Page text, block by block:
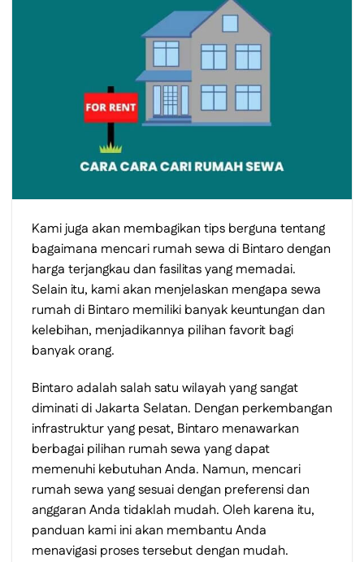
Kami juga akan membagikan tips berguna tentang
bagaimana mencari rumah sewa di Bintaro dengan
harga terjangkau dan fasilitas yang memadai.
Selain itu, kami akan menjelaskan mengapa sewa
rumah di Bintaro memiliki banyak keuntungan dan
kelebihan, menjadikannya pilihan favorit bagi
banyak orang.
Bintaro adalah salah satu wilayah yang sangat
diminati di Jakarta Selatan. Dengan perkembangan
infrastruktur yang pesat, Bintaro menawarkan
berbagai pilihan rumah sewa yang dapat
memenuhi kebutuhan Anda. Namun, mencari
rumah sewa yang sesuai dengan preferensi dan
anggaran Anda tidaklah mudah. Oleh karena itu,
panduan kami ini akan membantu Anda
menavigasi proses tersebut dengan mudah.